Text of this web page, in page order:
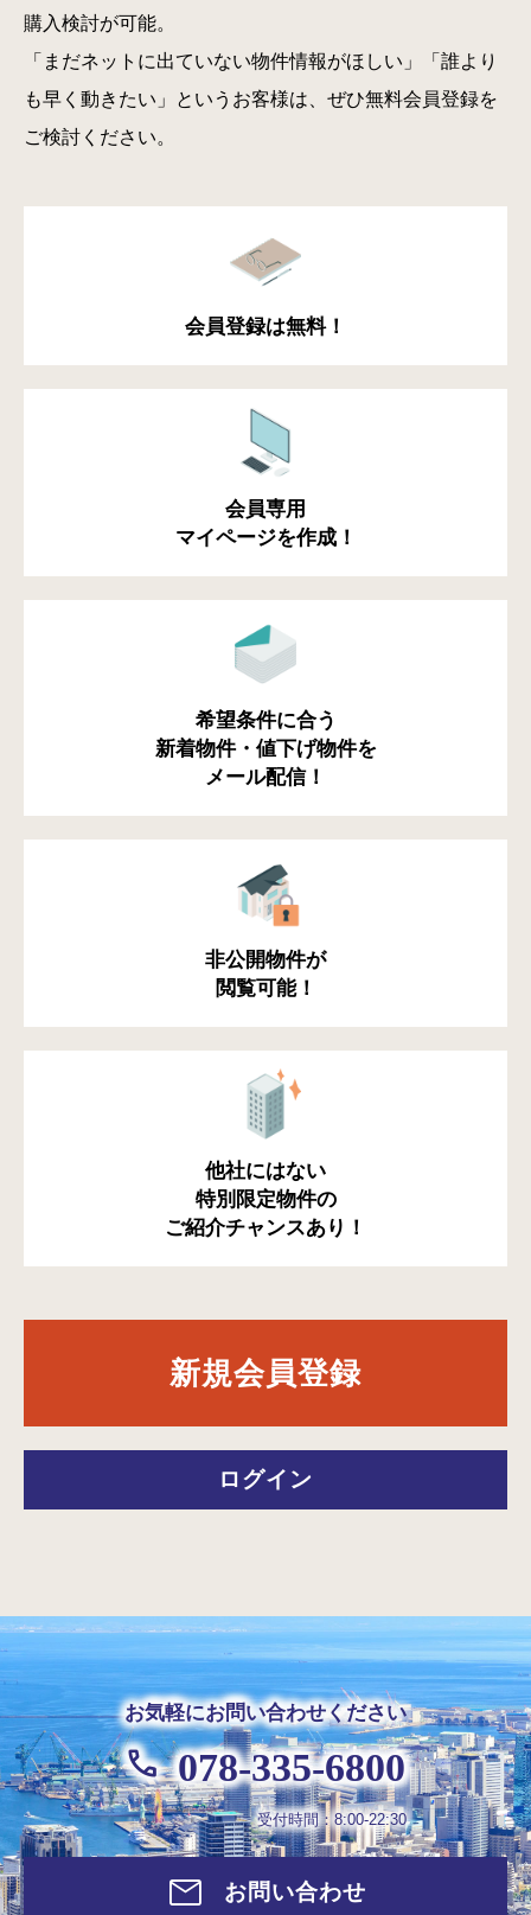
購入検討が可能。
「まだネットに出ていない物件情報がほしい」「誰より
も早く動きたい」というお客様は、ぜひ無料会員登録を
ご検討ください。
会員登録は無料！
会員専用
マイページを作成！
希望条件に合う
新着物件・値下げ物件を
メール配信！
非公開物件が
閲覧可能！
他社にはない
特別限定物件の
ご紹介チャンスあり！
新規会員登録
ログイン
お気軽にお問い合わせください
078-335-6800
受付時間：8:00-22:30
お問い合わせ